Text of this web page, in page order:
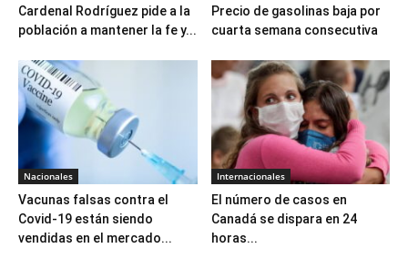
Cardenal Rodríguez pide a la
población a mantener la fe y...
Precio de gasolinas baja por
cuarta semana consecutiva
Nacionales
Vacunas falsas contra el
Covid-19 están siendo
vendidas en el mercado...
Internacionales
El número de casos en
Canadá se dispara en 24
horas...